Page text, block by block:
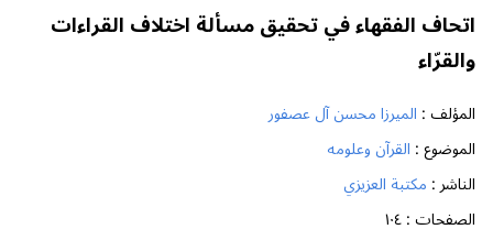
اتحاف الفقهاء في تحقيق مسألة اختلاف القراءات
والقرّاء
المؤلف : الميرزا محسن آل عصفور
الموضوع : القرآن وعلومه
الناشر : مكتبة العزيزي
الصفحات :١٠٤